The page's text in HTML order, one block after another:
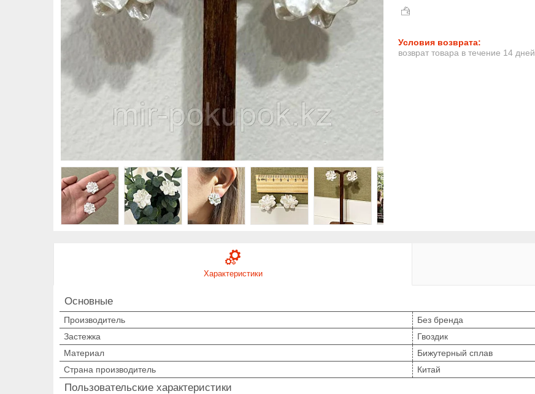
возврат товара в течение 14 дней
Характеристики
Основные
Производитель
Без бренда
Застежка
Гвоздик
Материал
Бижутерный сплав
Страна производитель
Китай
Пользовательские характеристики